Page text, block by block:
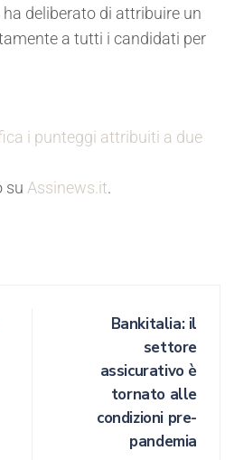
deliberato di attribuire un
a tutti i candidati per
i punteggi attribuiti a due
su Assinews.it.
Bankitalia: il
settore
assicurativo è
tornato alle
condizioni pre-
pandemia